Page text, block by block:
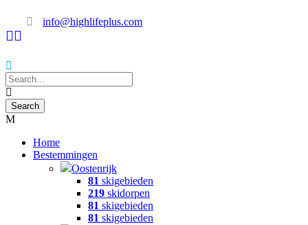
info@highlifeplus.com
Home
Bestemmingen
Oostenrijk
81 skigebieden
219 skidorpen
81 skigebieden
81 skigebieden